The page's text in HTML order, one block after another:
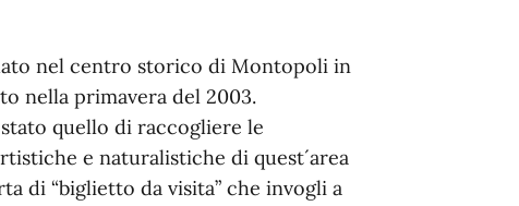
nel centro storico di Montopoli in
nella primavera del 2003.
quello di raccogliere le
e naturalistiche di quest´area
di “biglietto da visita” che invogli a